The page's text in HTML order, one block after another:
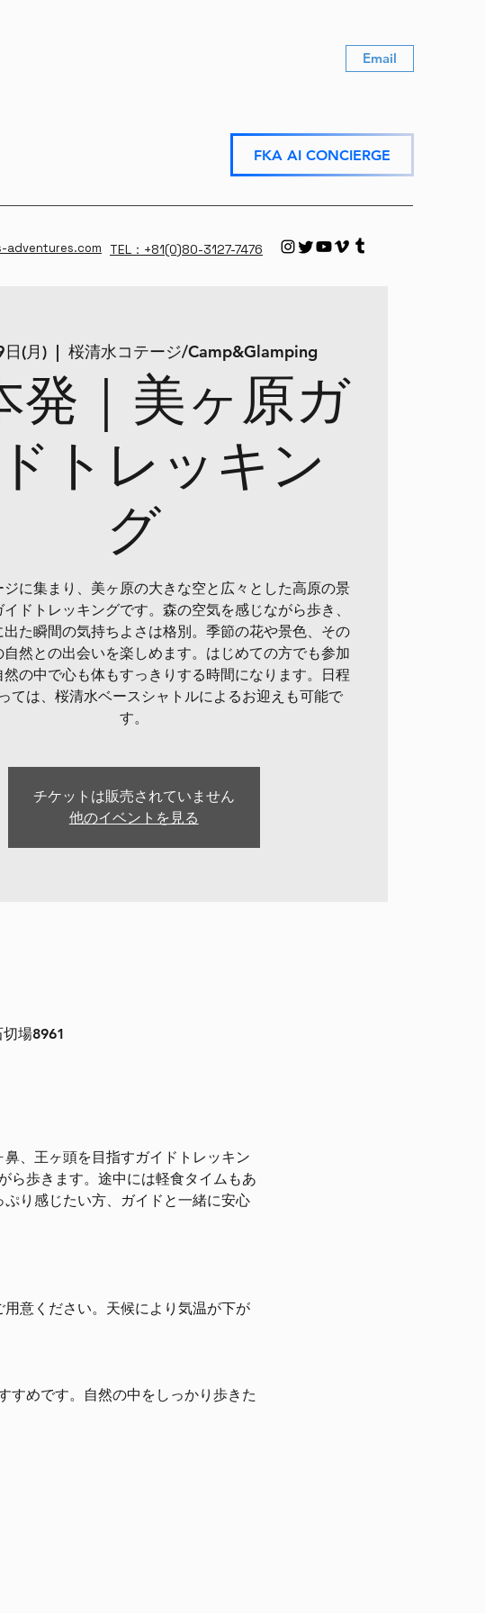
Email
FKA AI CONCIERGE
adventures.com TEL：+81(0)80-3127-7476
(月)
  |
桜清水コテージ/Camp&Glamping
発｜美ヶ原ガ
トレッキン
グ
に集まり、美ヶ原の大きな空と広々とした高原の景
ドトレッキングです。森の空気を感じながら歩き、
出た瞬間の気持ちよさは格別。季節の花や景色、その
自然との出会いを楽しめます。はじめての方でも参加
然の中で心も体もすっきりする時間になります。日程
ては、桜清水ベースシャトルによるお迎えも可能で
す。
チケットは販売されていません
他のイベントを見る
場8961
、王ヶ頭を目指すガイドトレッキン
ら歩きます。途中には軽食タイムもあ
り感じたい方、ガイドと一緒に安心
意ください。天候により気温が下が
すめです。自然の中をしっかり歩きた